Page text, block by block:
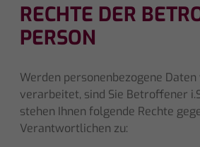
RECHTE DER
PERSON
Werden personenbezogene Daten
verarbeitet, sind Sie Betroffener
stehen Ihnen folgende Rechte
Verantwortlichen zu: